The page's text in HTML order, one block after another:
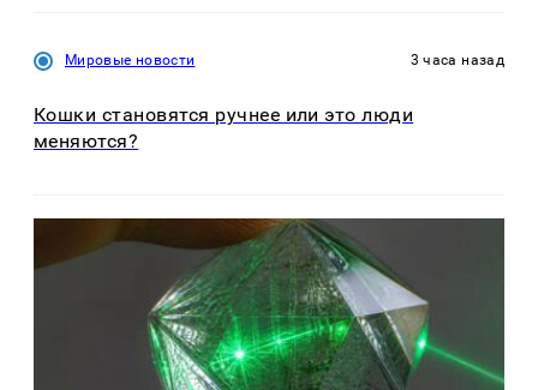
Мировые новости 3 часа назад
Кошки становятся ручнее или это люди
меняются?